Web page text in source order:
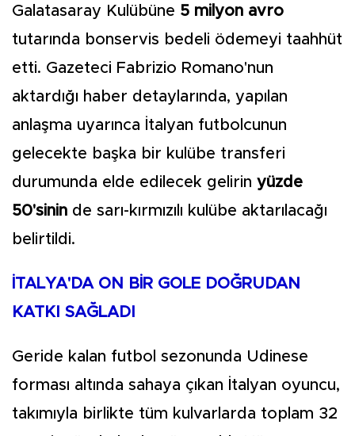
Galatasaray Kulübüne 5 milyon avro
tutarında bonservis bedeli ödemeyi taahhüt
etti. Gazeteci Fabrizio Romano'nun
aktardığı haber detaylarında, yapılan
anlaşma uyarınca İtalyan futbolcunun
gelecekte başka bir kulübe transferi
durumunda elde edilecek gelirin yüzde
50'sinin de sarı-kırmızılı kulübe aktarılacağı
belirtildi.
İTALYA'DA ON BİR GOLE DOĞRUDAN
KATKI SAĞLADI
Geride kalan futbol sezonunda Udinese
forması altında sahaya çıkan İtalyan oyuncu,
takımıyla birlikte tüm kulvarlarda toplam 32